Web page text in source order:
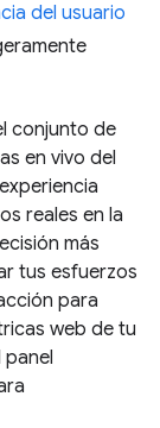
del usuario
conjunto de
en vivo del
reales en la
más
tus esfuerzos
para
web de tu
panel